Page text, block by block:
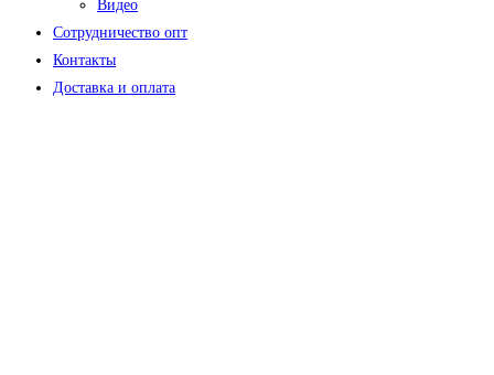
Видео
Сотрудничество опт
Контакты
Доставка и оплата